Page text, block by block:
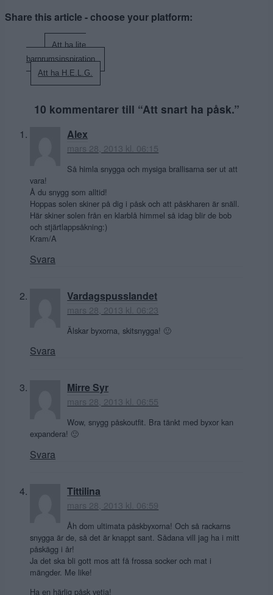
Share this article - choose your platform:
Inläggsnavigering
Att ha lite
barnrumsinspiration.
Att ha H.E.L.G.
10 kommentarer till “Att snart ha påsk.”
Alex
mars 28, 2013 kl. 06:15
Så himla snygga och mysiga brallisarna ser ut att
vara!
Å du snygg som alltid!
Hoppas solen skiner på dig i påsk och att påskharen är snäll.
Här skiner solen från en klarblå himmel så idag blir de bob
och stjärtlappsåkning:)
Kram/A
Svara
Vardagspusslandet
mars 28, 2013 kl. 06:23
Älskar byxorna, skitsnygga! 🙂
Svara
Mirre Syr
mars 28, 2013 kl. 06:55
Wow, snygg påskoutfit. Bra tänkt med byxor kan
expandera! 🙂
Svara
Tittilina
mars 28, 2013 kl. 06:59
Åh dom ultimata påskbyxorna! Och så rackarns
snygga är de, så det är knappt sant. Sådana vill jag ha i mitt
påskägg i år!
Ja det ska bli gott mos att få frossa socker och mat i
mängder. Me like!
Ha en härlig påsk vetja!